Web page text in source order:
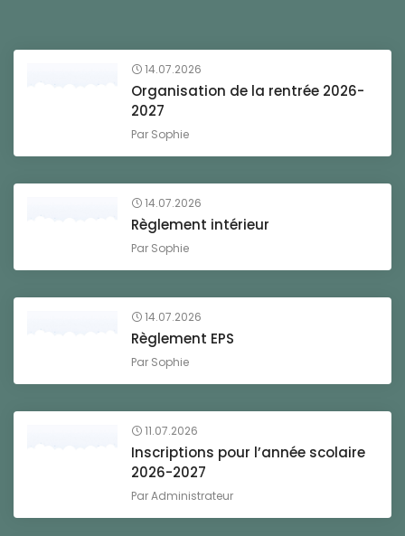
14.07.2026
Organisation de la rentrée 2026-
2027
Par Sophie
14.07.2026
Règlement intérieur
Par Sophie
14.07.2026
Règlement EPS
Par Sophie
11.07.2026
Inscriptions pour l’année scolaire
2026-2027
ParAdministrateur